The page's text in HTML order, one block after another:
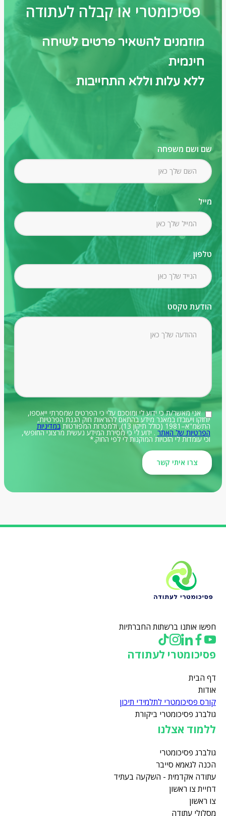
פסיכומטרי או קבלה לעתודה
מוזמנים להשאיר פרטים לשיחה
חינמית
ללא עלות וללא התחייבות
שם ושם משפחה
מייל
טלפון
הודעת טקסט
אני מאשר/ת כי ידוע לי ומוסכם עלי כי הפרטים שמסרתי ייאספו,
יוחזקו ויעובדו במאגר מידע בהתאם להוראות חוק הגנת הפרטיות,
התשמ"א–1981 (כולל תיקון 13), ולמטרות המפורטות במדיניות
הפרטיות של האתר . ידוע לי כי מסירת המידע נעשית מרצוני החופשי,
וכי עומדות לי הזכויות המוקנות לי לפי החוק.*
ללמוד אצלנו
גולברג פסיכומטרי
הכנה לגאמא סייבר
עתודה אקדמית - השקעה בעתיד
דחיית צו ראשון
צו ראשון
מסלולי עתודה
פסיכומטרי לעתודה
דף הבית
אודות
קורס פסיכומטרי לתלמידי תיכון
גולברג פסיכומטרי ביקורת
חפשו אותנו ברשתות החברתיות